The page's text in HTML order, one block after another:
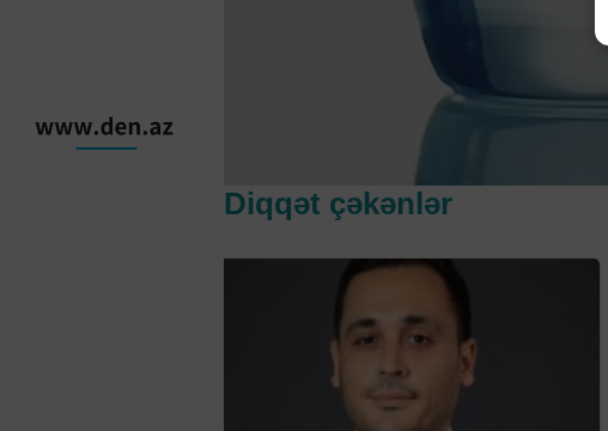
Diqqət çəkənlər